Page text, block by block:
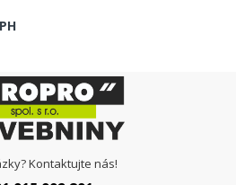
Kontaktujte nás!